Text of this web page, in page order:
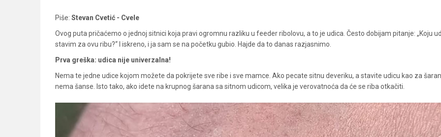
Piše: Stevan Cvetić - Cvele
Ovog puta pričaćemo o jednoj sitnici koja pravi ogromnu razliku u feeder ribolovu, a to je udica. Često dobijam pitanje: „Koju
stavim za ovu ribu?“ I iskreno, i ja sam se na početku gubio. Hajde da to danas razjasnimo.
Prva greška: udica nije univerzalna!
Nema te jedne udice kojom možete da pokrijete sve ribe i sve mamce. Ako pecate sitnu deveriku, a stavite udicu kao za
nema šanse. Isto tako, ako idete na krupnog šarana sa sitnom udicom, velika je verovatnoća da će se riba otkačiti.